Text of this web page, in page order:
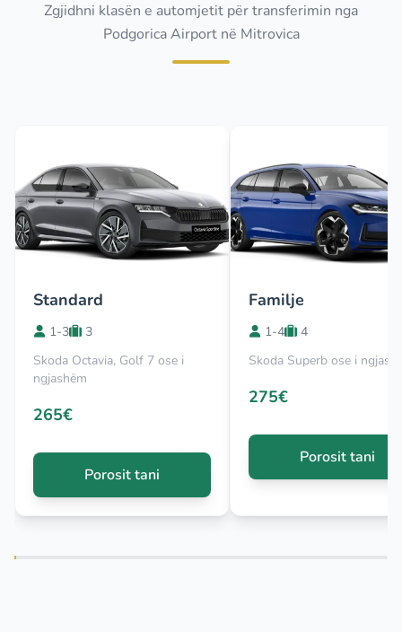
Zgjidhni klasën e automjetit për transferimin nga
Podgorica Airport në Mitrovica
Standard
1-3
3
Skoda Octavia, Golf 7 ose i
ngjashëm
265€
Porosit tani
Familje
1-4
4
Skoda Superb ose i
275€
Porosit tani